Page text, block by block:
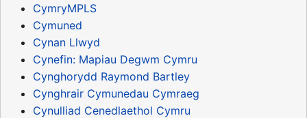
CymryMPLS
Cymuned
Cynan Llwyd
Cynefin: Mapiau Degwm Cymru
Cynghorydd Raymond Bartley
Cynghrair Cymunedau Cymraeg
Cynulliad Cenedlaethol Cymru